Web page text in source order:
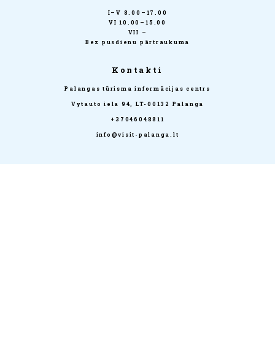
I–V 8.00–17.00
VI 10.00–15.00
VII –
Bez pusdienu pārtraukuma
Kontakti
Palangas tūrisma informācijas centrs
Vytauto iela 94, LT-00132 Palanga
+37046048811
info@visit-palanga.lt